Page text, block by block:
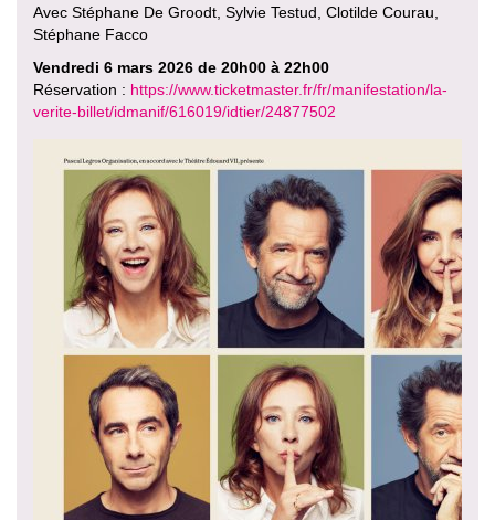
Avec Stéphane De Groodt, Sylvie Testud, Clotilde Courau,
Stéphane Facco
Vendredi 6 mars 2026 de 20h00 à 22h00
Réservation : https://www.ticketmaster.fr/fr/manifestation/la-
verite-billet/idmanif/616019/idtier/24877502